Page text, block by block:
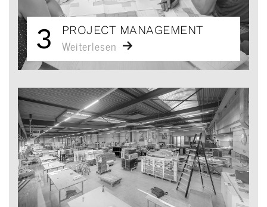
3 PROJECT MANAGEMENT
Weiterlesen